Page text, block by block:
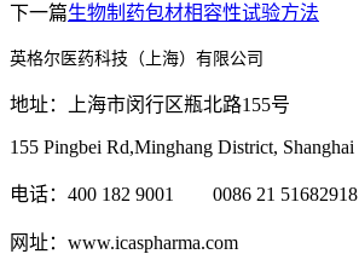
下一篇生物制药包材相容性试验方法
英格尔医药科技（上海）有限公司
地址：上海市闵行区瓶北路155号
155 Pingbei Rd,Minghang District, Shanghai
电话：400 182 9001 0086 21 51682918
网址：www.icaspharma.com